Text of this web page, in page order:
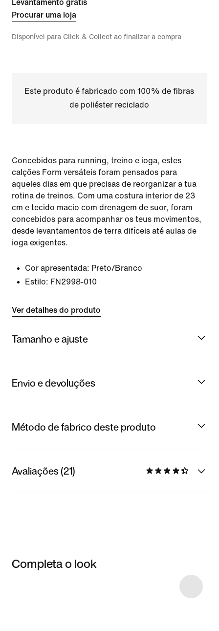
Levantamento grátis
Procurar uma loja
Disponível para Click & Collect ao finalizar a compra
Este produto é fabricado com 100% de fibras
de poliéster reciclado
Concebidos para running, treino e ioga, estes
calções Form versáteis foram pensados para
aqueles dias em que precisas de reorganizar a tua
rotina de treinos. Com uma costura interior de 23
cm e tecido macio com drenagem de suor, foram
concebidos para acompanhar os teus movimentos,
desde levantamentos de terra difíceis até aulas de
ioga exigentes.
Cor apresentada: Preto/Branco
Estilo: FN2998-010
Ver detalhes do produto
Tamanho e ajuste
Envio e devoluções
Método de fabrico deste produto
Avaliações (21)
Completa o look